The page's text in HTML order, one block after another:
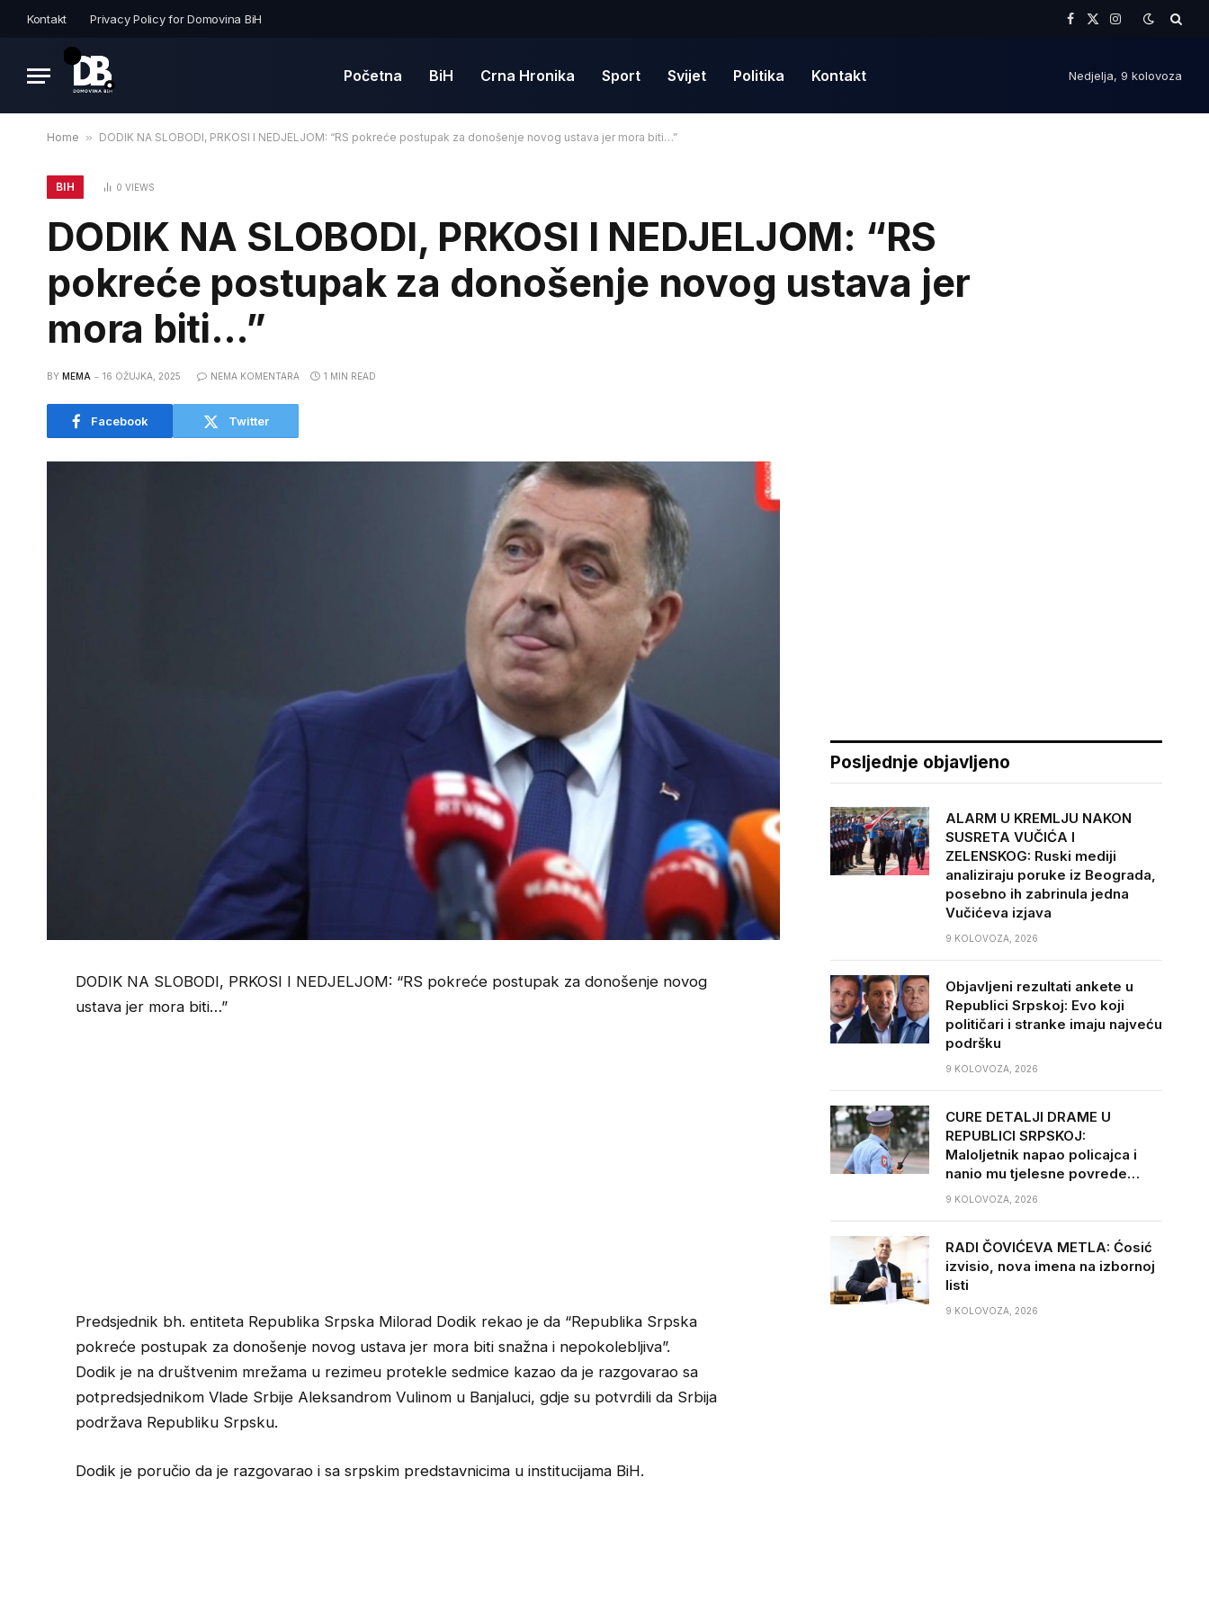
Kontakt Privacy Policy for Domovina BiH
Facebook
X
Instagram
Početna BiH Crna Hronika Sport Svijet Politika Kontakt Nedjelja, 9 kolovoza
Home » DODIK NA SLOBODI, PRKOSI I NEDJELJOM: “RS pokreće postupak za donošenje novog ustava jer mora biti…”
BIH 0VIEWS
DODIK NA SLOBODI, PRKOSI I NEDJELJOM: “RS
pokreće postupak za donošenje novog ustava jer
mora biti…”
BY MEMA 16 OŽUJKA, 2025 NEMA KOMENTARA 1 MIN READ
Facebook Twitter
DODIK NA SLOBODI, PRKOSI I NEDJELJOM: “RS pokreće postupak za donošenje novog
ustava jer mora biti…”
Predsjednik bh. entiteta Republika Srpska Milorad Dodik rekao je da “Republika Srpska
pokreće postupak za donošenje novog ustava jer mora biti snažna i nepokolebljiva”.
Dodik je na društvenim mrežama u rezimeu protekle sedmice kazao da je razgovarao sa
potpredsjednikom Vlade Srbije Aleksandrom Vulinom u Banjaluci, gdje su potvrdili da Srbija
podržava Republiku Srpsku.
Dodik je poručio da je razgovarao i sa srpskim predstavnicima u institucijama BiH.
Posljednje objavljeno
ALARM U KREMLJU NAKON
SUSRETA VUČIĆA I
ZELENSKOG: Ruski mediji
analiziraju poruke iz Beograda,
posebno ih zabrinula jedna
Vučićeva izjava
9 KOLOVOZA, 2026
Objavljeni rezultati ankete u
Republici Srpskoj: Evo koji
političari i stranke imaju najveću
podršku
9 KOLOVOZA, 2026
CURE DETALJI DRAME U
REPUBLICI SRPSKOJ:
Maloljetnik napao policajca i
nanio mu tjelesne povrede…
9 KOLOVOZA, 2026
RADI ČOVIĆEVA METLA: Ćosić
izvisio, nova imena na izbornoj
listi
9 KOLOVOZA, 2026